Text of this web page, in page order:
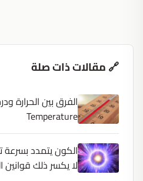
🔗 مقالات ذات صلة
Temperature
الكون يتمدد
لا يكسر ذلك قوانين